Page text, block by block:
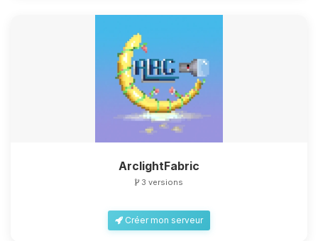
ArclightFabric
3 versions
Créer mon serveur